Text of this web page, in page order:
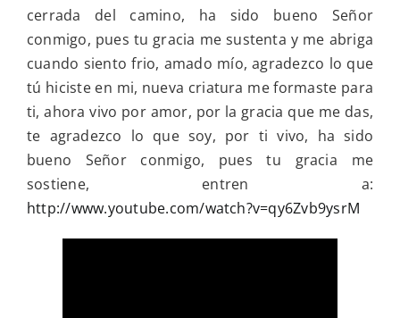
cerrada del camino, ha sido bueno Señor
conmigo, pues tu gracia me sustenta y me abriga
cuando siento frio, amado mío, agradezco lo que
tú hiciste en mi, nueva criatura me formaste para
ti, ahora vivo por amor, por la gracia que me das,
te agradezco lo que soy, por ti vivo, ha sido
bueno Señor conmigo, pues tu gracia me
sostiene, entren a:
http://www.youtube.com/watch?v=qy6Zvb9ysrM